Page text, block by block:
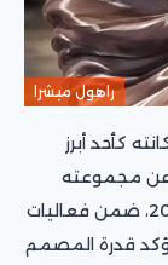
راهول ميشرا
كأحد أبرز
عن مجموعته
الجديدة DEVI لموسم خريف وشتاء 2026-2027، ضمن فعاليات
قدرة المصمم